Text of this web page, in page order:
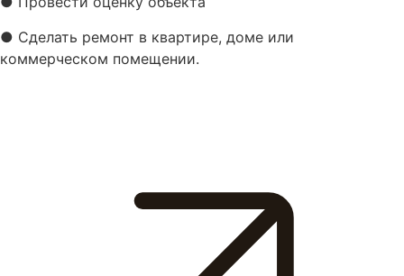
● Сделать ремонт в квартире, доме или
коммерческом помещении.